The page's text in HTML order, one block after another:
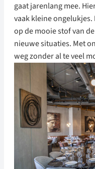
gaat jarenlang mee.
vaak kleine ongelukjes.
op de mooie stof van
nieuwe situaties. Met
weg zonder al te veel